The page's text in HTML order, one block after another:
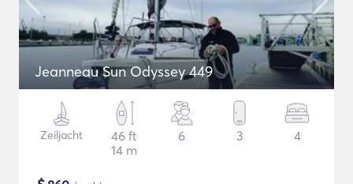
Jeanneau Sun Odyssey 449
Zeiljacht
46 ft
14 m
6 3 4